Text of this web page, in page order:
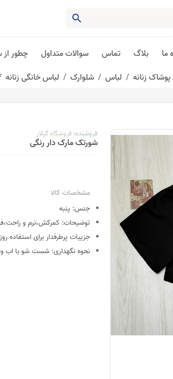
search
ما بلاگ تماس سوالات متداول چطور از
پوشاک زنانه لباس شلوارک لباس خانگی زنانه
فروشنده: فروشگاه گیلار
شورتک مارک دار رنگی
مشخصات کالا
جنس: پنبه
توضیحات: کمرکش،نرم و
جزییات پرطرفدار برای استفاده
نحوه نگهداری: شست شو با اب